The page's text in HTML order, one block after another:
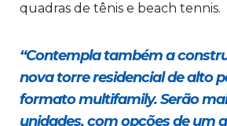
quadras de tênis e beach tennis.
“Contempla também a
nova torre residencial de alto
formato multifamily. Serão
unidades, com opções de um